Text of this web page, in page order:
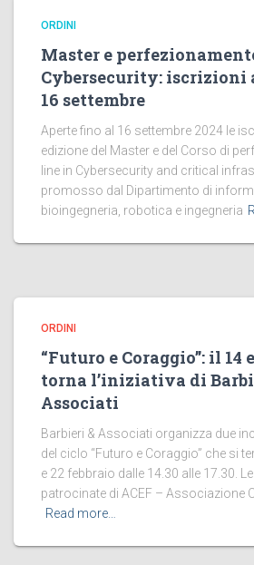
ORDINI
Master e
Cybersecurity: iscrizioni
16 settembre
Aperte fino al 16 settembre 2024 le
edizione del Master e del Corso di
line in Cybersecurity and critical
promosso dal Dipartimento di
bioingegneria, robotica e ingegneria
ORDINI
“Futuro e Coraggio”: il 14
torna l’iniziativa di
Associati
Barbieri & Associati organizza due
del ciclo “Futuro e Coraggio” che si
e 22 febbraio dalle 14.30 alle 17.30.
patrocinate di ACEF – Associazione
Read more…